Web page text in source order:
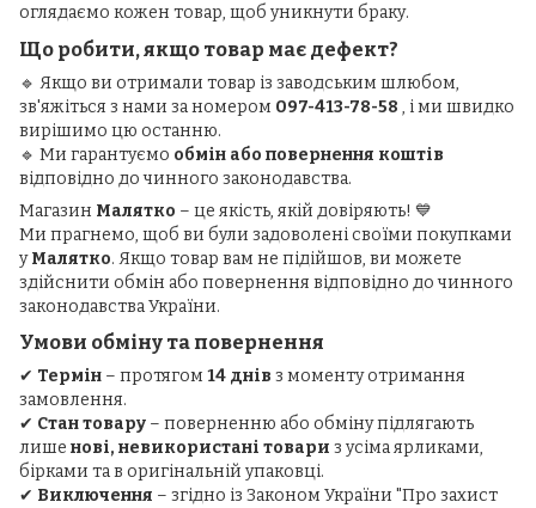
оглядаємо кожен товар, щоб уникнути браку.
Що робити, якщо товар має дефект?
🔹 Якщо ви отримали товар із заводським шлюбом,
зв'яжіться з нами за номером 097-413-78-58 , і ми швидко
вирішимо цю останню.
🔹 Ми гарантуємо обмін або повернення коштів
відповідно до чинного законодавства.
Магазин Малятко – це якість, якій довіряють! 💙
Ми прагнемо, щоб ви були задоволені своїми покупками
уМалятко. Якщо товар вам не підійшов, ви можете
здійснити обмін або повернення відповідно до чинного
законодавства України.
Умови обміну та повернення
✔ Термін – протягом 14 днів з моменту отримання
замовлення.
✔ Стан товару – поверненню або обміну підлягають
лише нові, невикористані товари з усіма ярликами,
бірками та в оригінальній упаковці.
✔ Виключення – згідно із Законом України "Про захист